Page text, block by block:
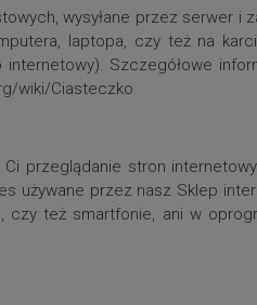
wysyłane przez serwer i
laptopa, czy też na
Szczegółowe
wiki/Ciasteczko
przeglądanie stron
używane przez nasz Sklep
też smartfonie, ani w